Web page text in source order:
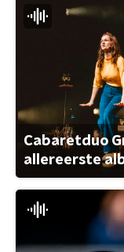
Cabaretduo
allereerste